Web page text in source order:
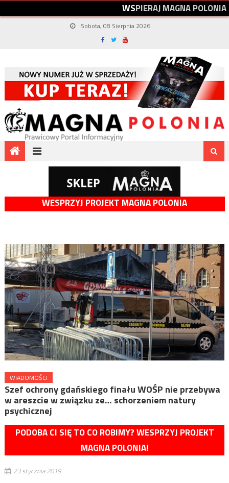
WSPIERAJMAGNAPOLONIA
Sobota, 08 Sierpnia 2026
WESPRZYJ PROJEKT MAGNA POLONIA
WIADOMOŚCI
Szef ochrony gdańskiego finału WOŚP nie przebywa
w areszcie w związku ze… schorzeniem natury
psychicznej
PODOBA CI SIĘ TO CO ROBIMY? WESPRZYJ PROJEKT
MAGNA POLONIA!
23 stycznia 2019